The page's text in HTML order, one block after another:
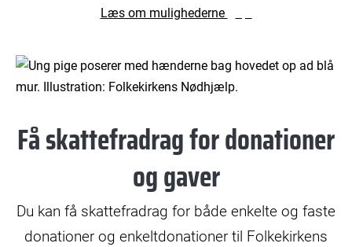
Læs om mulighederne
Få skattefradrag for donationer
og gaver
Du kan få skattefradrag for både enkelte og faste
donationer og enkeltdonationer til Folkekirkens